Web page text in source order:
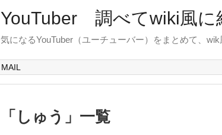
YouTuber 調べてwiki風に
気になるYouTuber（ユーチューバー）をまとめて、wik
MAIL
「 しゅう 」 一覧